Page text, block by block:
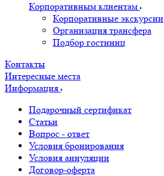
Корпоративным клиентам
Корпоративные экскурсии
Организация трансфера
Подбор гостиниц
Контакты
Интересные места
Информация
Подарочный сертификат
Статьи
Вопрос - ответ
Условия бронирования
Условия аннуляции
Договор-оферта